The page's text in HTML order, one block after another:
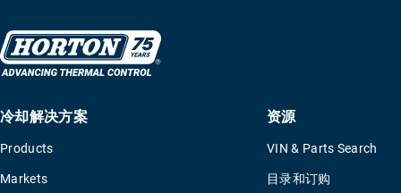
冷却解决方案
Products
Markets
资源
VIN & Parts Search
目录和订购